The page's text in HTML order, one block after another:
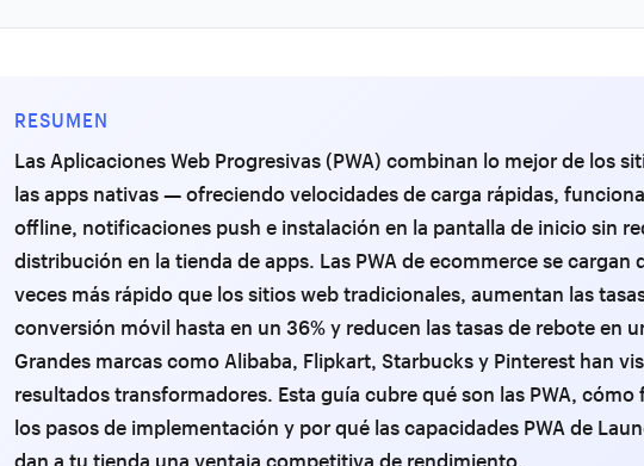
RESUMEN
Las Aplicaciones Web Progresivas (PWA) combinan lo mejor de los
las apps nativas — ofreciendo velocidades de carga rápidas,
offline, notificaciones push e instalación en la pantalla de inicio sin
distribución en la tienda de apps. Las PWA de ecommerce se cargan
veces más rápido que los sitios web tradicionales, aumentan las
conversión móvil hasta en un 36% y reducen las tasas de rebote en
Grandes marcas como Alibaba, Flipkart, Starbucks y Pinterest han
resultados transformadores. Esta guía cubre qué son las PWA,
los pasos de implementación y por qué las capacidades PWA de